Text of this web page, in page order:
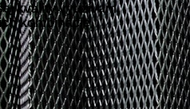
kvality využívam
kombinácie